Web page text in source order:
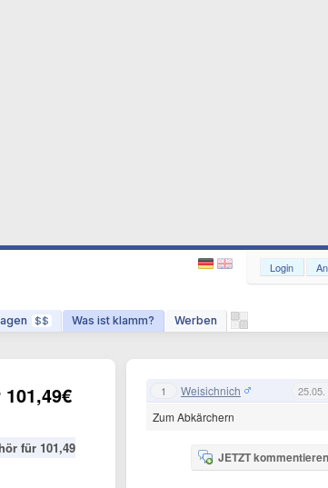
$$ Was ist klamm? Werben
Login
für 101,49
1 Weisichnich 25.05.
Zum Abkärchern
JETZT kommentieren